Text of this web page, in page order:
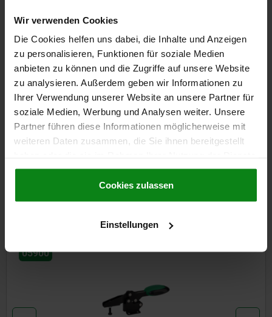
Wir verwenden Cookies
Die Cookies helfen uns dabei, die Inhalte und Anzeigen
zu personalisieren, Funktionen für soziale Medien
anbieten zu können und die Zugriffe auf unsere Website
zu analysieren. Außerdem geben wir Informationen zu
Ihrer Verwendung unserer Website an unsere Partner für
soziale Medien, Werbung und Analysen weiter. Unsere
Partner führen diese Informationen möglicherweise mit
weiteren Daten zusammen, die Sie ihnen bereitgestellt
gesammelt haben.Cookie Richtlinien
Datenschutz|AGB
Cookies zulassen
Einstellungen
29,35 €
zzgl. Versandkosten
DETAILS
DETAILS
CAD
DOWNLOADS
Andere Kunden kauften auch
05900